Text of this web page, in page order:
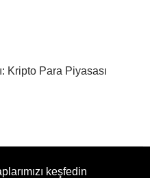
Kripto Para Piyasası
keşfedin